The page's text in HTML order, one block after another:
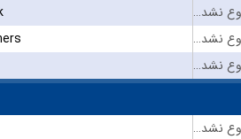
بازی شروع نشده است
بازی شروع نشده است
بازی شروع نشده است
بازی شروع نشده است